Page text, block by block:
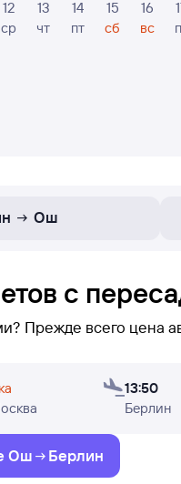
12
ср
13
чт
14
пт
15
сб
16
вс
Ош
с
Прежде всего цена
или вам нужно
и время вылета.
и аэропорт, а
13:50
Берлин
Ош Берлин